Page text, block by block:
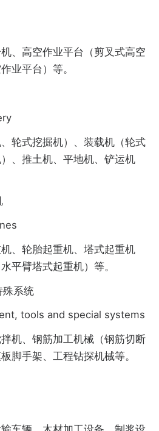
、高空作业平台（剪叉式高空
业平台）等。
轮式挖掘机）、装载机（轮式
、推土机、平地机、铲运机
、轮胎起重机、塔式起重机
平臂塔式起重机）等。
系统
tools and special systems
机、钢筋加工机械（钢筋切断
脚手架、工程钻探机械等。